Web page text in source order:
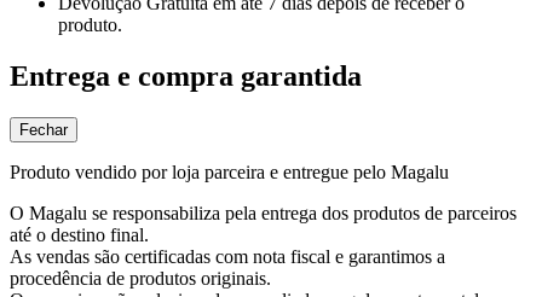
produto.
Entrega e compra garantida
Fechar
Produto vendido por loja parceira e entregue pelo Magalu
O Magalu se responsabiliza pela entrega dos produtos de parceiros
até o destino final.
As vendas são certificadas com nota fiscal e garantimos a
procedência de produtos originais.